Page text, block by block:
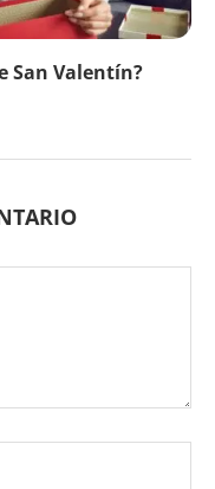
San Valentín?